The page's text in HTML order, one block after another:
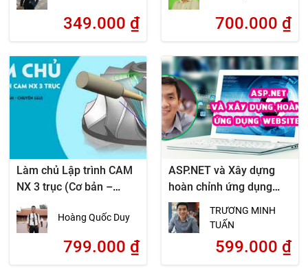
349.000 ₫ 700.000 ₫
Làm chủ Lập trình CAM
NX 3 trục (Cơ bản –
Chuyên sâu)
Hoàng Quốc Duy
799.000 ₫
ASP.NET và Xây dựng
hoàn chỉnh ứng dụng
website động
TRƯƠNG MINH
TUẤN
599.000 ₫